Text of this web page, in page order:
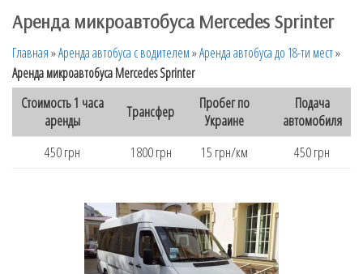
Аренда микроавтобуса Mercedes Sprinter
Главная»Аренда автобуса с водителем»Аренда автобуса до 18-ти мест»
Аренда микроавтобуса Mercedes Sprinter
Стоимость 1 часа
аренды
Трансфер
Пробег по
Украине
Подача
автомобиля
450 грн
1800 грн 15 грн/км 450 грн